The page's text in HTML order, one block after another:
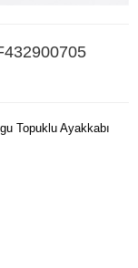
Topuklu Ayakkabı